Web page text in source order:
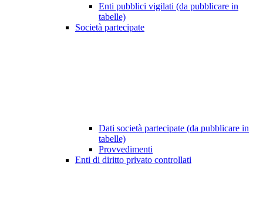
Enti pubblici vigilati (da pubblicare in
tabelle)
Società partecipate
Dati società partecipate (da pubblicare in
tabelle)
Provvedimenti
Enti di diritto privato controllati